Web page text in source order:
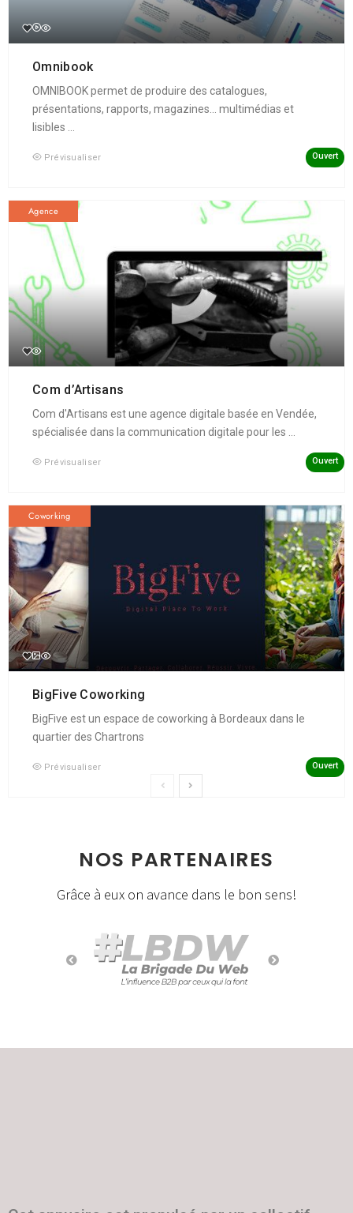
Omnibook
OMNIBOOK permet de produire des catalogues,
présentations, rapports, magazines... multimédias et
lisibles ...
Prévisualiser Ouvert
Agence
Com d’Artisans
Com d'Artisans est une agence digitale basée en Vendée,
spécialisée dans la communication digitale pour les ...
Prévisualiser Ouvert
Coworking
BigFive Coworking
BigFive est un espace de coworking à Bordeaux dans le
quartier des Chartrons
Prévisualiser Ouvert
NOS PARTENAIRES
Grâce à eux on avance dans le bon sens!